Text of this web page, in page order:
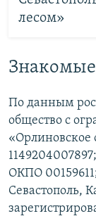
лесом»
По данным
общество с
«Орлиновское
ОКПО
Севастополь,